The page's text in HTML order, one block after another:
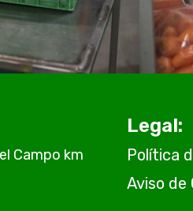
Campo km
Legal:
Política
Aviso de